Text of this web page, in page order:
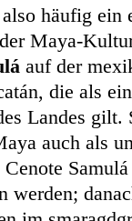
häufig ein
Maya-
auf der
die als
Landes gilt.
auch als
werden;